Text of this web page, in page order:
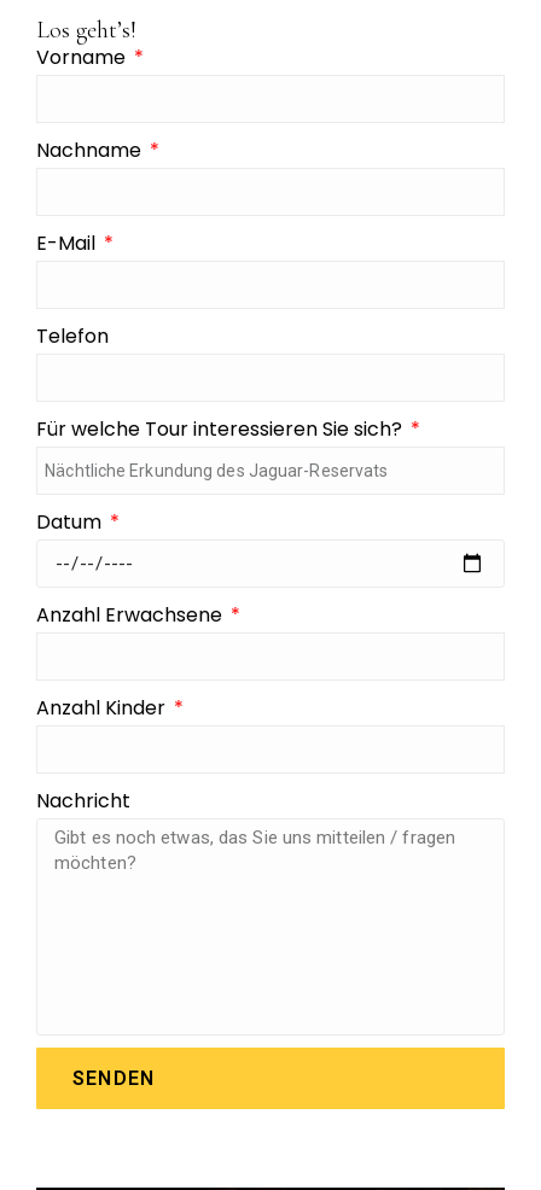
Los geht’s!
Vorname
Nachname
E-Mail
Telefon
Für welche Tour interessieren Sie sich?
Datum
Anzahl Erwachsene
Anzahl Kinder
Nachricht
SENDEN